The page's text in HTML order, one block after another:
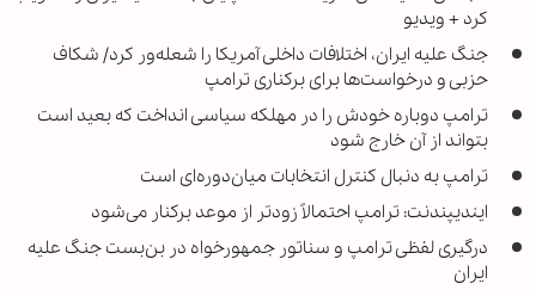
کرد + ویدیو
جنگ علیه ایران، اختلافات داخلی آمریکا را شعله‌ور کرد/ شکاف
حزبی و درخواست‌ها برای برکناری ترامپ
ترامپ دوباره خودش را در مهلکه سیاسی انداخت که بعید است
بتواند از آن خارج شود
ترامپ به دنبال کنترل انتخابات میان‌دوره‌ای است
ایندیپندنت: ترامپ احتمالاً زودتر از موعد برکنار می‌شود
درگیری لفظی ترامپ و سناتور جمهورخواه در بن‌بست جنگ علیه
ایران